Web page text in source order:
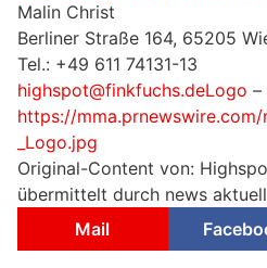
Malin Christ
Berliner Straße 164, 65205
Tel.: +49 611 74131-13
highspot@finkfuchs.deLogo –
https://
_Logo.jpg
Original-Content von:
übermittelt durch news aktuell
Mail